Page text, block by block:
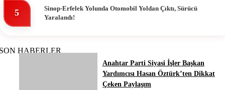
5
Sinop-Erfelek Yolunda Otomobil Yoldan Çıktı, Sürücü
Yaralandı!
HABERLER
Anahtar Parti Siyasi İşler Başkan
Yardımcısı Hasan Öztürk’ten Dikkat
Çeken Paylaşım